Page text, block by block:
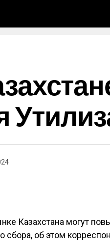
Казахстана могут
сбора, об этом